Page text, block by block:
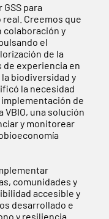
para
Creemos que
colaboración y
el
de la
de experiencia en
biodiversidad y
la necesidad
de
VBIO, una solución
y monitorear
comunidades y
accesible y
desarrollado e
y resiliencia